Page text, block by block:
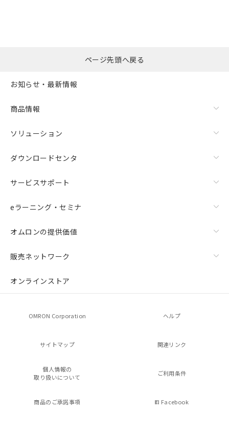
ページ先頭へ戻る
お知らせ・最新情報
商品情報
ソリューション
ダウンロードセンタ
サービスサポート
eラーニング・セミナ
オムロンの提供価値
販売ネットワーク
オンラインストア
OMRON Corporation ヘルプ
サイトマップ 関連リンク
個人情報の
取り扱いについて
ご利用条件
商品のご承諾事項 Facebook